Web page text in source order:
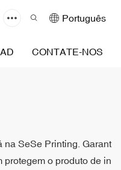
Português
CONTATE-NOS
na SeSe Printing. Garant
o produto de in